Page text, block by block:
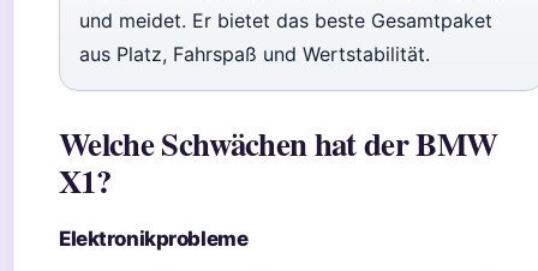
und meidet. Er bietet das beste Gesamtpaket
aus Platz, Fahrspaß und Wertstabilität.
Welche Schwächen hat der BMW
X1?
Elektronikprobleme